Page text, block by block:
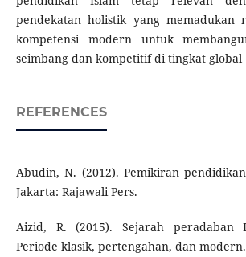
pendekatan holistik yang memadukan
kompetensi modern untuk
seimbang dan kompetitif di tingkat global
REFERENCES
Abudin, N. (2012). Pemikiran
Jakarta: Rajawali Pers.
Aizid, R. (2015). Sejarah peradaban
Periode klasik, pertengahan, dan modern.